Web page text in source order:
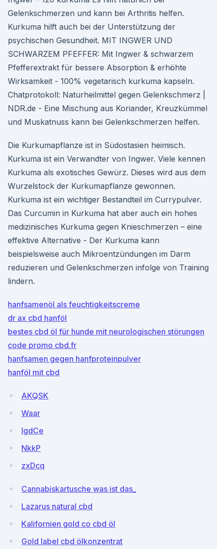
Gelenkschmerzen und kann bei Arthritis helfen.
Kurkuma hilft auch bei der Unterstützung der
psychischen Gesundheit. MIT INGWER UND
SCHWARZEM PFEFFER: Mit Ingwer & schwarzem
Pfefferextrakt für bessere Absorption & erhöhte
Wirksamkeit - 100% vegetarisch kurkuma kapseln.
Chatprotokoll: Naturheilmittel gegen Gelenkschmerz |
NDR.de - Eine Mischung aus Koriander, Kreuzkümmel
und Muskatnuss kann bei Gelenkschmerzen helfen.
Die Kurkumapflanze ist in Südostasien heimisch.
Kurkuma ist ein Verwandter von Ingwer. Viele kennen
Kurkuma als exotisches Gewürz. Dieses wird aus dem
Wurzelstock der Kurkumapflanze gewonnen.
Kurkuma ist ein wichtiger Bestandteil im Currypulver.
Das Curcumin in Kurkuma hat aber auch ein hohes
medizinisches Kurkuma gegen Knieschmerzen – eine
effektive Alternative - Der Kurkuma kann
beispielsweise auch Mikroentzündungen im Darm
reduzieren und Gelenkschmerzen infolge von Training
lindern.
hanfsamenöl als feuchtigkeitscreme
dr ax cbd hanföl
bestes cbd öl für hunde mit neurologischen störungen
code promo cbd.fr
hanfsamen gegen hanfproteinpulver
hanföl mit cbd
AKQSK
Waar
lgdCe
NkkP
zxDcq
Cannabiskartusche was ist das_
Lazarus natural cbd
Kalifornien gold co cbd öl
Gold label cbd ölkonzentrat